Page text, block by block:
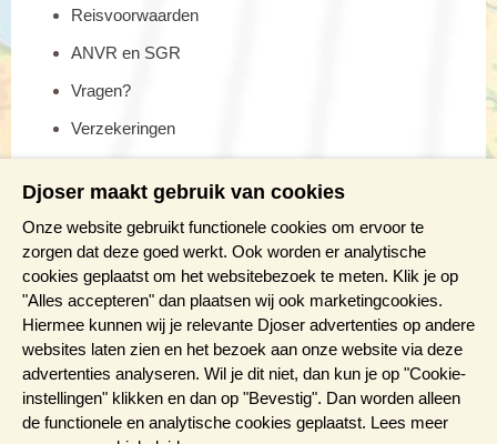
Reisvoorwaarden
ANVR en SGR
Vragen?
Verzekeringen
Meer weten?
Brochure aanvragen
Presentaties en Infodagen
Aanmelden nieuwsbrief
Djoser maakt gebruik van cookies
Onze website gebruikt functionele cookies om ervoor te
zorgen dat deze goed werkt. Ook worden er analytische
cookies geplaatst om het websitebezoek te meten. Klik je op
"Alles accepteren" dan plaatsen wij ook marketingcookies.
Hiermee kunnen wij je relevante Djoser advertenties op andere
websites laten zien en het bezoek aan onze website via deze
advertenties analyseren. Wil je dit niet, dan kun je op "Cookie-
instellingen" klikken en dan op "Bevestig". Dan worden alleen
de functionele en analytische cookies geplaatst. Lees meer